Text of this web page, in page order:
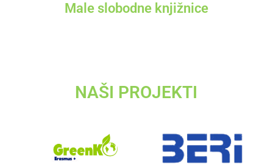
Male slobodne knjižnice
NAŠI PROJEKTI